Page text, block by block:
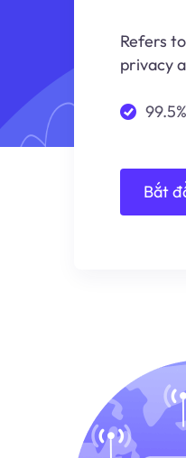
Refers
privacy
Bắt